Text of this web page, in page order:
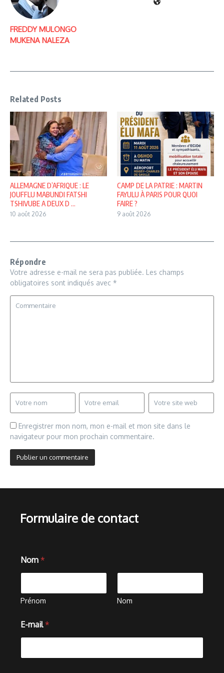
FREDDY MULONGO
MUKENA NALEZA
Related Posts
ALLEMAGNE D’AFRIQUE : LE
JOUFFLU MABUNDI FATSHI
TSHIVUBE A DEUX D ...
10 août 2026
CAMP DE LA PATRIE : MARTIN
FAYULU À PARIS POUR QUOI
FAIRE ?
9 août 2026
Répondre
Votre adresse e-mail ne sera pas publiée. Les champs
obligatoires sont indiqués avec *
Enregistrer mon nom, mon e-mail et mon site dans le
navigateur pour mon prochain commentaire.
Formulaire de contact
Nom *
Prénom Nom
-
m
i
E-mail *